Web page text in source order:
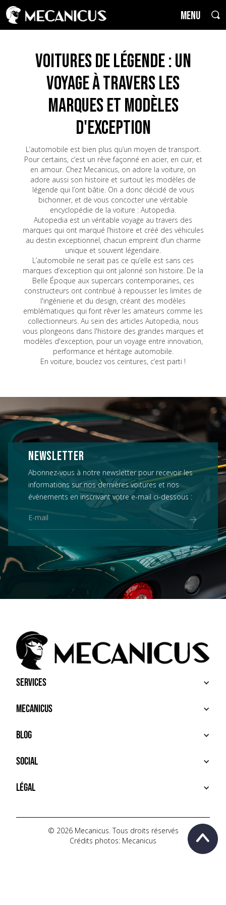
MENU
Voitures de Légende : un
voyage à travers les
marques et modèles
d'exception
L’automobile est bien plus qu’un moyen de transport.
Pour certains, c’est un rêve façonné en acier, en cuir, et
en amour. Chez Mecanicus, on adore la voiture, on
adore aussi son histoire et surtout les modèles de
légende qui l’ont bâtie. On a donc décidé de vous
bichonner, et de vous concocter une véritable
encyclopédie de la voiture : Autopedia.
Autopedia est un véritable voyage au travers des
marques qui ont marqué l’histoire et créé des véhicules
au destin exceptionnel, chacun empreint d’un charme
unique et souvent légendaire.
L’automobile ne serait pas ce qu’elle est sans ces
marques d’exception qui ont jalonné son histoire. De la
Belle Époque aux supercars contemporaines, ces
constructeurs ont contribué à repousser les limites de
l'ingénierie et du design, créant des modèles
emblématiques qui font rêver les amateurs comme les
collectionneurs. Au sein des articles Autopedia, nous
vous plongeons dans l'histoire des grandes marques et
modèles d'exception, pour un voyage entre innovation,
performance et héritage automobile.
En voiture, bouclez vos ceintures, c’est parti !
NEWSLETTER
Abonnez-vous à notre newsletter pour recevoir les
informations sur nos dernières voitures et nos
événements en inscrivant votre e-mail ci-dessous :
Services
ACHETER
VENDRE
SERVICES PREMIUM
Mecanicus
À PROPOS
HOUSE MECANICUS
CONTACT
Blog
NEWS
VIDÉOS
AUTOPÉDIA
Social
INSTAGRAM
TIKTOK
YOUTUBE
Légal
POLITIQUE DE CONFIDENTIALITÉ
© 2026 Mecanicus. Tous droits réservés
Crédits photos: Mecanicus